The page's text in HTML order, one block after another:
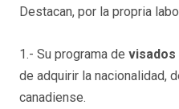
Destacan, por la propria
1.- Su programa de
de adquirir la nacionalidad,
canadiense.